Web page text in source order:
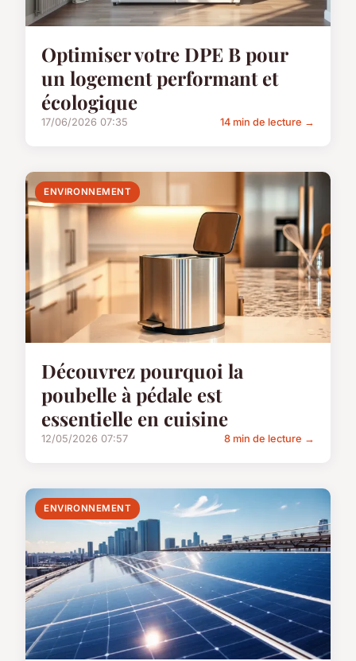
Optimiser votre DPE B pour
un logement performant et
écologique
17/06/2026 07:35 14 min de lecture →
ENVIRONNEMENT
Découvrez pourquoi la
poubelle à pédale est
essentielle en cuisine
12/05/2026 07:57 8 min de lecture →
ENVIRONNEMENT